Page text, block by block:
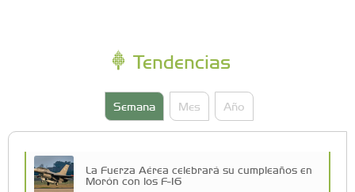
Tendencias
Semana Mes Año
La Fuerza Aérea celebrará su cumpleaños en
Morón con los F-16